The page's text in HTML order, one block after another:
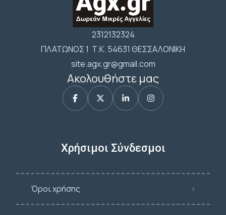
2312132324
ΠΛΑΤΩΝΟΣ 1 Τ.Κ. 54631 ΘΕΣΣΑΛΟΝΙΚΗ
site.agx.gr@gmail.com
Ακολουθήστε μας
Χρήσιμοι Σύνδεσμοι
Όροι χρήσης